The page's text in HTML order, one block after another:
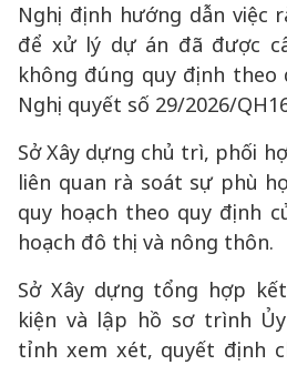
Nghị định hướng dẫn việc
để xử lý dự án đã được
không đúng quy định theo
Nghị quyết số 29/2026/
Sở Xây dựng chủ trì, phối
liên quan rà soát sự phù
quy hoạch theo quy định
hoạch đô thị và nông thôn.
Sở Xây dựng tổng hợp
kiện và lập hồ sơ trình
tỉnh xem xét, quyết định